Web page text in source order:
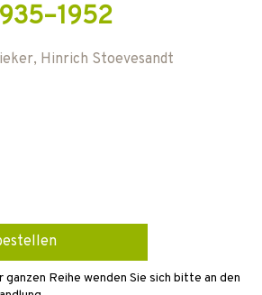
, Hinrich Stoevesandt
ganzen Reihe wenden Sie sich bitte an den